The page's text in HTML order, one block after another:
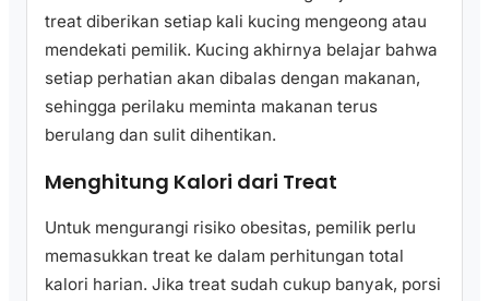
treat diberikan setiap kali kucing mengeong atau
mendekati pemilik. Kucing akhirnya belajar bahwa
setiap perhatian akan dibalas dengan makanan,
sehingga perilaku meminta makanan terus
berulang dan sulit dihentikan.
Menghitung Kalori dari Treat
Untuk mengurangi risiko obesitas, pemilik perlu
memasukkan treat ke dalam perhitungan total
kalori harian. Jika treat sudah cukup banyak, porsi